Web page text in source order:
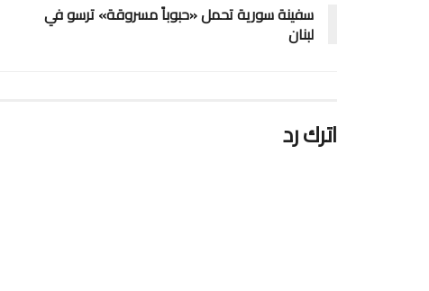
سفينة سورية تحمل «حبوباً مسروقة» ترسو في
لبنان
اترك رد